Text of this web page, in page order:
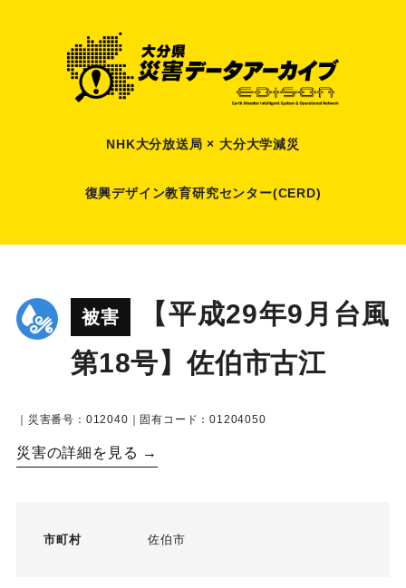
NHK大分放送局 × 大分大学減災
復興デザイン教育研究センター(CERD)
被害
【平成29年9月台風
第18号】佐伯市古江
｜災害番号：012040｜固有コード：01204050
災害の詳細を見る →
市町村 佐伯市